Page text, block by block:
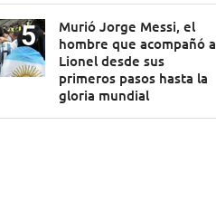
Murió Jorge Messi, el
hombre que acompañó a
Lionel desde sus
primeros pasos hasta la
gloria mundial